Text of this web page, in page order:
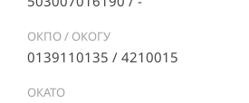
ОКПО / ОКОГУ
0139110135 / 4210015
ОКАТО